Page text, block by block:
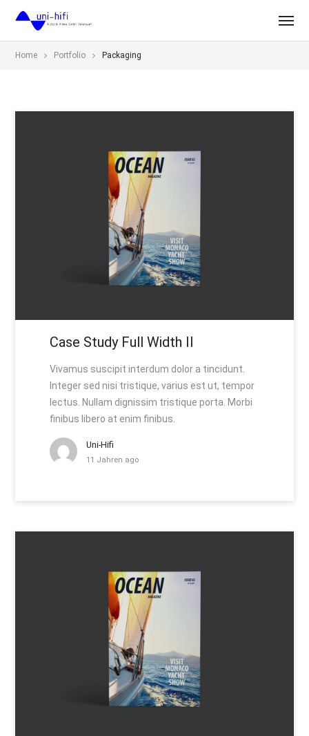
Home Portfolio Packaging
Case Study Full Width II
Vivamus suscipit interdum dolor a tincidunt.
Integer sed nisi tristique, varius est ut, tempor
lectus. Nullam dignissim tristique porta. Morbi
finibus libero at enim finibus.
Uni-Hifi
11 Jahren ago